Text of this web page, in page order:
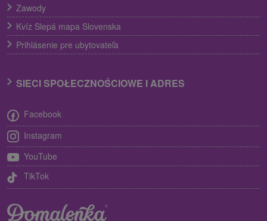
Zawody
Kvíz Slepá mapa Slovenska
Prihlásenie pre ubytovateľa
SIECI SPOŁECZNOŚCIOWE I ADRES
Facebook
Instagram
YouTube
TikTok